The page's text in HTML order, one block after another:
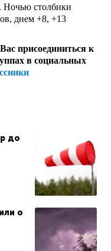
Ночью столбики
днем +8, +13
присоединиться к
в социальных
до
о